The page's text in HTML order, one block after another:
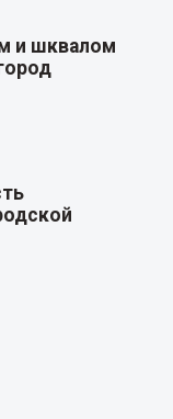
и шквалом